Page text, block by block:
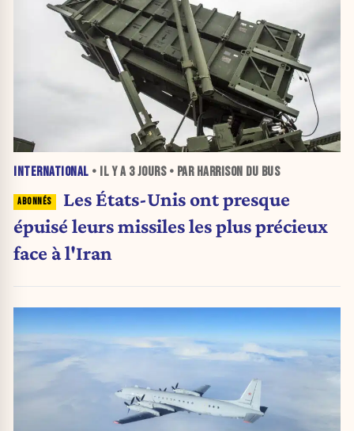
INTERNATIONAL • IL Y A 3 JOURS• PAR HARRISON DU BUS
Les États-Unis ont presque
épuisé leurs missiles les plus précieux
face à l'Iran